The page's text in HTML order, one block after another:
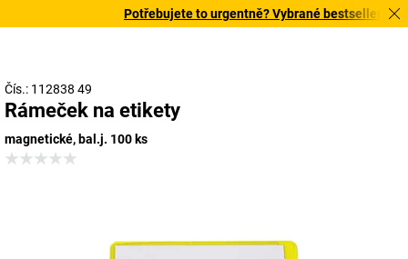
Potřebujete to urgentně? Vybrané bestsellery
Čís.: 112838 49
Rámeček na etikety
magnetické, bal.j. 100 ks